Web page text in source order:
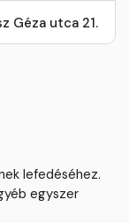
Géza utca 21.
lefedéséhez.
egyszer